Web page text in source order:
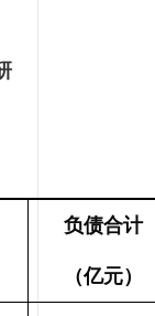
负债合计
（亿元）